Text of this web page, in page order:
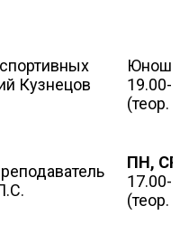
Кузнецов
19.00-
(теор.
ПН,
17.00-
(теор.